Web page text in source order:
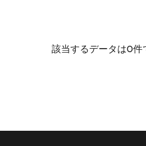
該当するデータは0件